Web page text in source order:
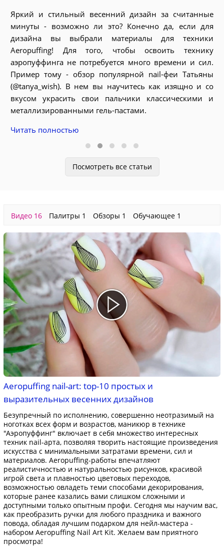
весенний дизайн за считанные
ли это? Конечно да, если для
выбрали материалы для техники
Для того, чтобы освоить технику
не потребуется много времени и сил.
- обзор популярной nail-феи Татьяны
В нем вы научитесь как изящно и со
свои пальчики классическими и
гель-пастами.
В этом видео
создавать на
продуктов для
тонкости их
отличный
стемпинг,
Давайте же
Посмотреть все статьи
Видео 16 Палитры 1 Обзоры 1 Обучающее 1
Aeropuffing nail-art: top-10 простых и
выразительных весенних дизайнов
Безупречный по исполнению, совершенно неотразимый на
ноготках всех форм и возрастов, маникюр в технике
"Аэропуффинг" включает в себя множество интересных
техник nail-арта, позволяя творить настоящие произведения
искусства с минимальными затратами времени, сил и
материалов. Aeropuffing-работы впечатляют
реалистичностью и натуральностью рисунков, красивой
игрой света и плавностью цветовых переходов,
возможностью овладеть теми способами декорирования,
которые ранее казались вами слишком сложными и
доступными только опытным профи. Сегодня мы научим вас,
как преобразить ручки для любого праздника и важного
повода, обладая лучшим подарком для нейл-мастера -
набором Aeropuffing Nail Art Kit. Желаем вам приятного
просмотра!